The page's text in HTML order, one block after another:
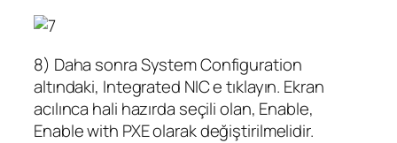
8) Daha sonra System Configuration
altındaki, Integrated NIC e tıklayın. Ekran
acılınca hali hazırda seçili olan, Enable,
Enable with PXE olarak değiştirilmelidir.